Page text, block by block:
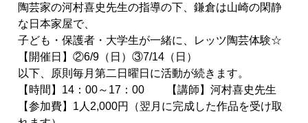
陶芸家の河村喜史先生の指導の下、鎌倉は山崎の閑静
な日本家屋で、
子ども・保護者 ・大学生が一緒に、レッツ陶芸体験☆
【開催日】②6/9（日）③7/14（日）
以下、原則毎月第二日曜日に活動が続きます。
【時間】14：00～17：00 【講師】河村喜史先生
【参加費】1人2,000円（翌 月 に完成した作品を受け取